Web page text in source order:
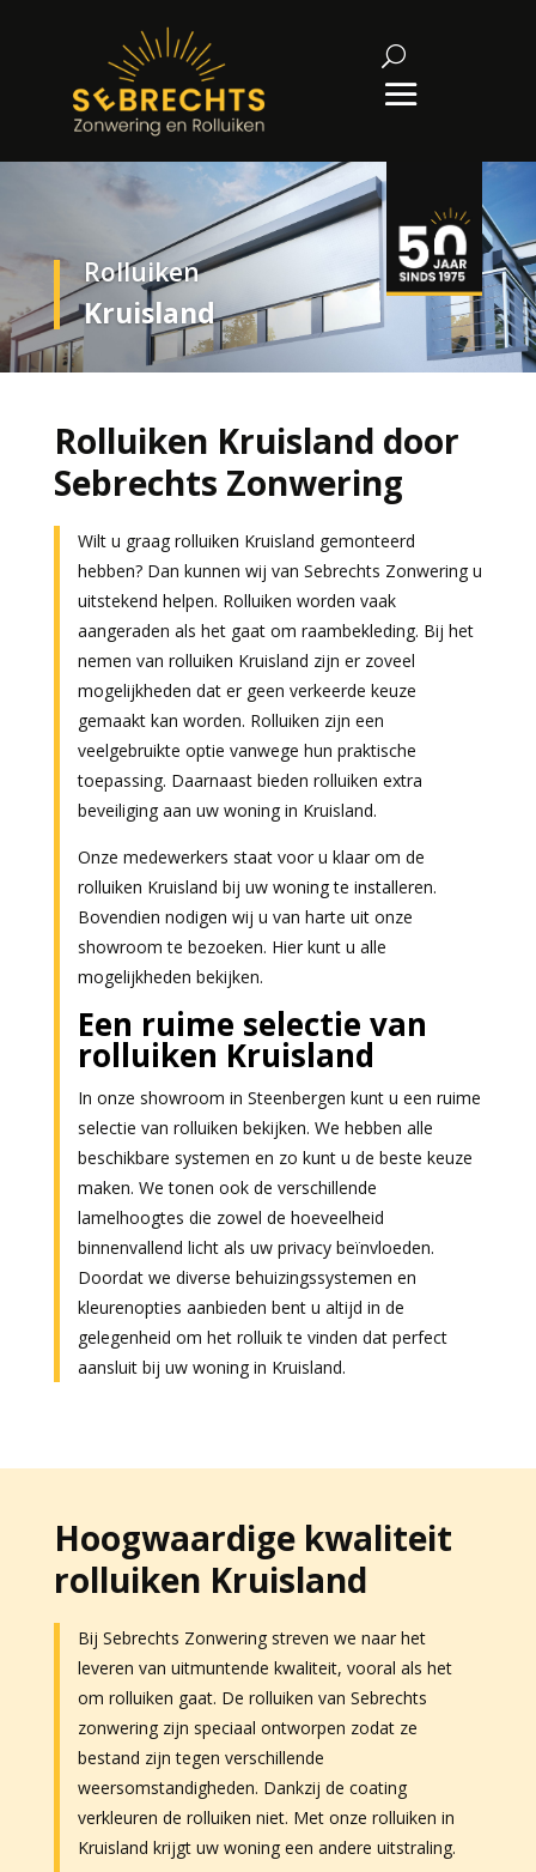
Rolluiken
Kruisland
Rolluiken Kruisland door
Sebrechts Zonwering
Wilt u graag rolluiken Kruisland gemonteerd
hebben? Dan kunnen wij van Sebrechts Zonwering u
uitstekend helpen. Rolluiken worden vaak
aangeraden als het gaat om raambekleding. Bij het
nemen van rolluiken Kruisland zijn er zoveel
mogelijkheden dat er geen verkeerde keuze
gemaakt kan worden. Rolluiken zijn een
veelgebruikte optie vanwege hun praktische
toepassing. Daarnaast bieden rolluiken extra
beveiliging aan uw woning in Kruisland.
Onze medewerkers staat voor u klaar om de
rolluiken Kruisland bij uw woning te installeren.
Bovendien nodigen wij u van harte uit onze
showroom te bezoeken. Hier kunt u alle
mogelijkheden bekijken.
Een ruime selectie van
rolluiken Kruisland
In onze showroom in Steenbergen kunt u een ruime
selectie van rolluiken bekijken. We hebben alle
beschikbare systemen en zo kunt u de beste keuze
maken. We tonen ook de verschillende
lamelhoogtes die zowel de hoeveelheid
binnenvallend licht als uw privacy beïnvloeden.
Doordat we diverse behuizingssystemen en
kleurenopties aanbieden bent u altijd in de
gelegenheid om het rolluik te vinden dat perfect
aansluit bij uw woning in Kruisland.
Hoogwaardige kwaliteit
rolluiken Kruisland
Bij Sebrechts Zonwering streven we naar het
leveren van uitmuntende kwaliteit, vooral als het
om rolluiken gaat. De rolluiken van Sebrechts
zonwering zijn speciaal ontworpen zodat ze
bestand zijn tegen verschillende
weersomstandigheden. Dankzij de coating
verkleuren de rolluiken niet. Met onze rolluiken in
Kruisland krijgt uw woning een andere uitstraling.